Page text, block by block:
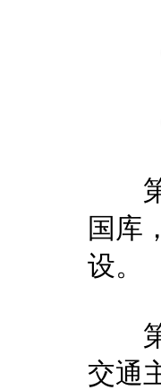
（
（
第
国库
设。
第
交通